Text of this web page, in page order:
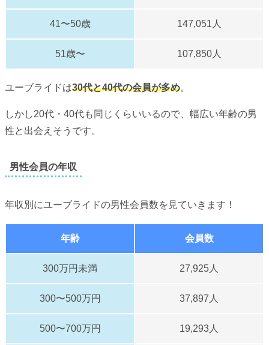
41〜50歳 147,051人
51歳〜 107,850人
ユーブライドは30代と40代の会員が多め。
しかし20代・40代も同じくらいいるので、幅広い年齢の男
性と出会えそうです。
男性会員の年収
年収別にユーブライドの男性会員数を見ていきます！
年齢 会員数
300万円未満 27,925人
300〜500万円 37,897人
500〜700万円 19,293人